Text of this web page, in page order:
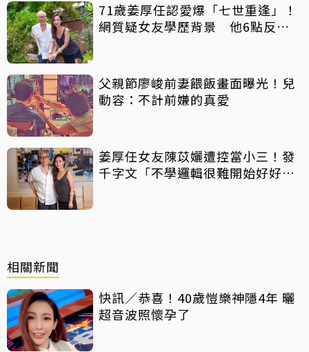
71歲姜厚任認愛爆「七世重逢」！
網質疑女友學歷背景 他6點反
父親節廖峻前妻餵飯畫面曝光！兒
動容：不計前嫌的真愛
姜厚任女友陳苡孋遭控當小三！發
千字文「不學邏輯很難開始好好
相關新聞
快訊／恭喜！40歲愷樂神隱4年 曬
超音波照懷孕了